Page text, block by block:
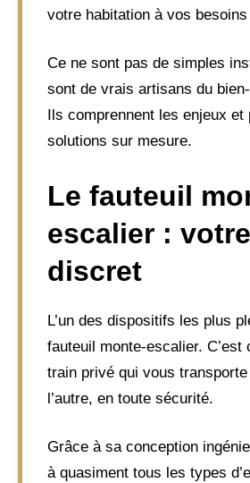
votre habitation à vos
Ce ne sont pas de simples
sont de vrais artisans du
Ils comprennent les enjeux et
solutions sur mesure.
Le fauteuil
escalier :
discret
L’un des dispositifs les plus
fauteuil monte-escalier. C’est
train privé qui vous transporte
l’autre, en toute sécurité.
Grâce à sa conception
à quasiment tous les types